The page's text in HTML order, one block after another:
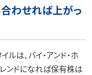
わせれば上がっ
は、バイ・アンド・ホ
ンドになれば保有株は